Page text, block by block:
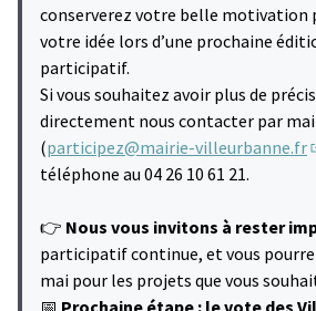
conserverez votre belle motivation
votre idée lors d’une prochaine
participatif.
Si vous souhaitez avoir plus de
directement nous contacter par
(participez@mairie-villeurbanne.fr
téléphone au 04 26 10 61 21.
👉 Nous vous invitons à rester
participatif continue, et vous
mai pour les projets que vous
📅 Prochaine étape : le vote des